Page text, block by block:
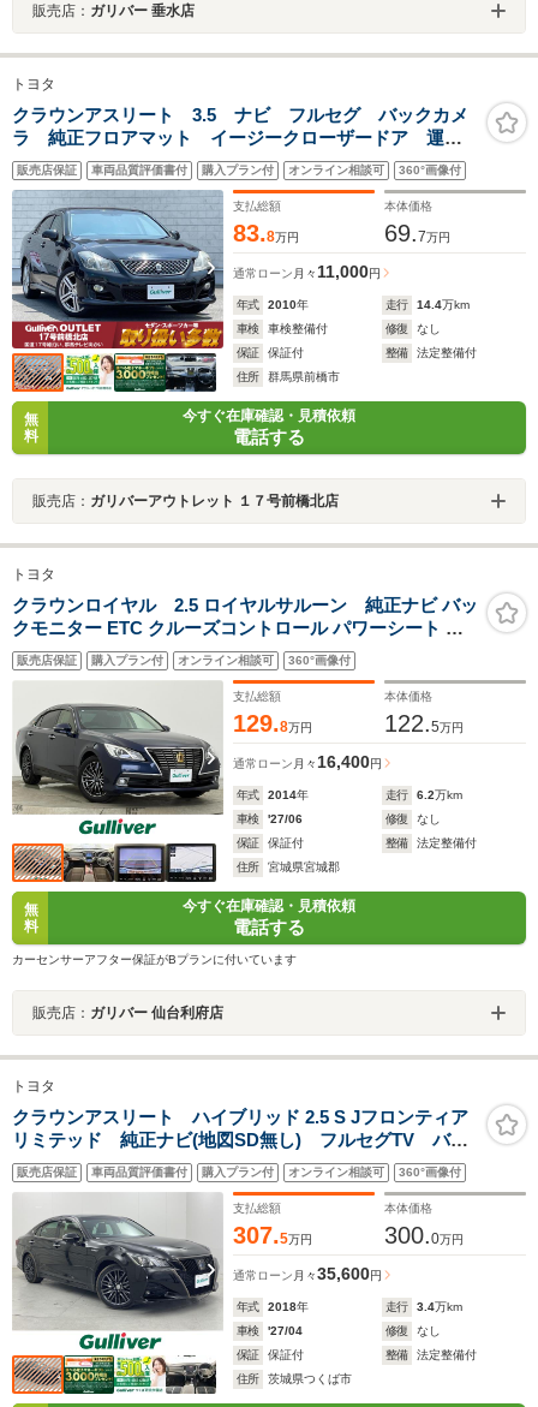
販売店： ガリバー 垂水店
トヨタ
クラウンアスリート 3.5 ナビ フルセグ バックカメ
ラ 純正フロアマット イージークローザードア 運転
席シートメモリ 後退時連動サイドミラー 電動チル
ト ウィンカーミラー 夏タイヤ付き社外アルミホイー
ル カーテンエアバック
販売店保証 車両品質評価書付 購入プラン付 オンライン相談可 360°画像付
支払総額
83.8万円
本体価格
69.7万円
通常ローン 月々 11,000円
年式 2010年 走行 14.4万km
車検
車検整備付 修復
なし
保証
保証付 整備
法定整備付
住所
群馬県前橋市
無
料
今すぐ在庫確認・見積依頼
電話する
販売店： ガリバーアウトレット １７号前橋北店
トヨタ
クラウンロイヤル 2.5 ロイヤルサルーン 純正ナビ バッ
クモニター ETC クルーズコントロール パワーシート フ
ルセグTV Bluetoothオーディオ HIDヘッドランプ フォグ
ランプ スマートキー プッシュスタート 禁煙車
販売店保証 購入プラン付 オンライン相談可 360°画像付
支払総額
129.8万円
本体価格
122.5万円
通常ローン 月々 16,400円
年式 2014年 走行 6.2万km
車検
'27/06 修復
なし
保証
保証付 整備
法定整備付
住所
宮城県宮城郡
無
料
今すぐ在庫確認・見積依頼
電話する
カーセンサーアフター保証がBプランに付いています
販売店： ガリバー 仙台利府店
トヨタ
クラウンアスリート ハイブリッド 2.5 S Jフロンティア
リミテッド 純正ナビ(地図SD無し) フルセグTV バッ
クカメラ クリアランスソナー ハーフレザーシート
シートヒーター パワーシート パワートランク ドラ
イブレコーダー ETC レーダークルーズコントロール
販売店保証 車両品質評価書付 購入プラン付 オンライン相談可 360°画像付
支払総額
307.5万円
本体価格
300.0万円
通常ローン 月々35,600円
年式 2018年 走行 3.4万km
車検
'27/04 修復
なし
保証
保証付 整備
法定整備付
住所
茨城県つくば市